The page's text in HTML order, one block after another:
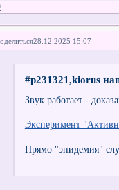
28.12.2025 15:07
#p231321,kiorus
Звук работает -
Эксперимент
Прямо "эпидемия"